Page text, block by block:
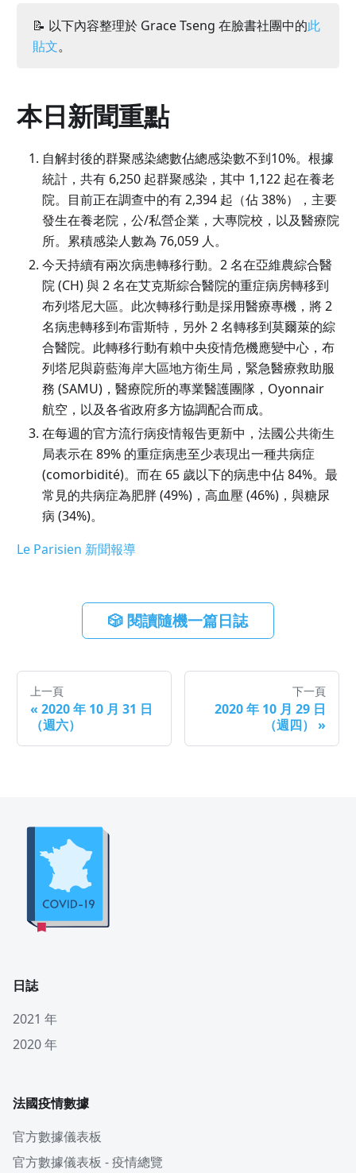
📝 以下內容整理於 Grace Tseng 在臉書社團中的此
貼文。
本日新聞重點
自解封後的群聚感染總數佔總感染數不到10%。根據
統計，共有 6,250 起群聚感染，其中 1,122 起在養老
院。目前正在調查中的有 2,394 起（佔 38%），主要
發生在養老院，公/私營企業，大專院校，以及醫療院
所。累積感染人數為 76,059 人。
今天持續有兩次病患轉移行動。2 名在亞維農綜合醫
院 (CH) 與 2 名在艾克斯綜合醫院的重症病房轉移到
布列塔尼大區。此次轉移行動是採用醫療專機，將 2
名病患轉移到布雷斯特，另外 2 名轉移到莫爾萊的綜
合醫院。此轉移行動有賴中央疫情危機應變中心，布
列塔尼與蔚藍海岸大區地方衛生局，緊急醫療救助服
務 (SAMU)，醫療院所的專業醫護團隊，Oyonnair
航空，以及各省政府多方協調配合而成。
在每週的官方流行病疫情報告更新中，法國公共衛生
局表示在 89% 的重症病患至少表現出一種共病症
(comorbidité)。而在 65 歲以下的病患中佔 84%。最
常見的共病症為肥胖 (49%)，高血壓 (46%)，與糖尿
病 (34%)。
Le Parisien 新聞報導
🎲 閱讀隨機一篇日誌
上一頁
« 2020 年 10 月 31 日
（週六）
下一頁
2020 年 10 月 29 日
（週四）
»
日誌
2021 年
2020 年
法國疫情數據
官方數據儀表板
官方數據儀表板 - 疫情總覽